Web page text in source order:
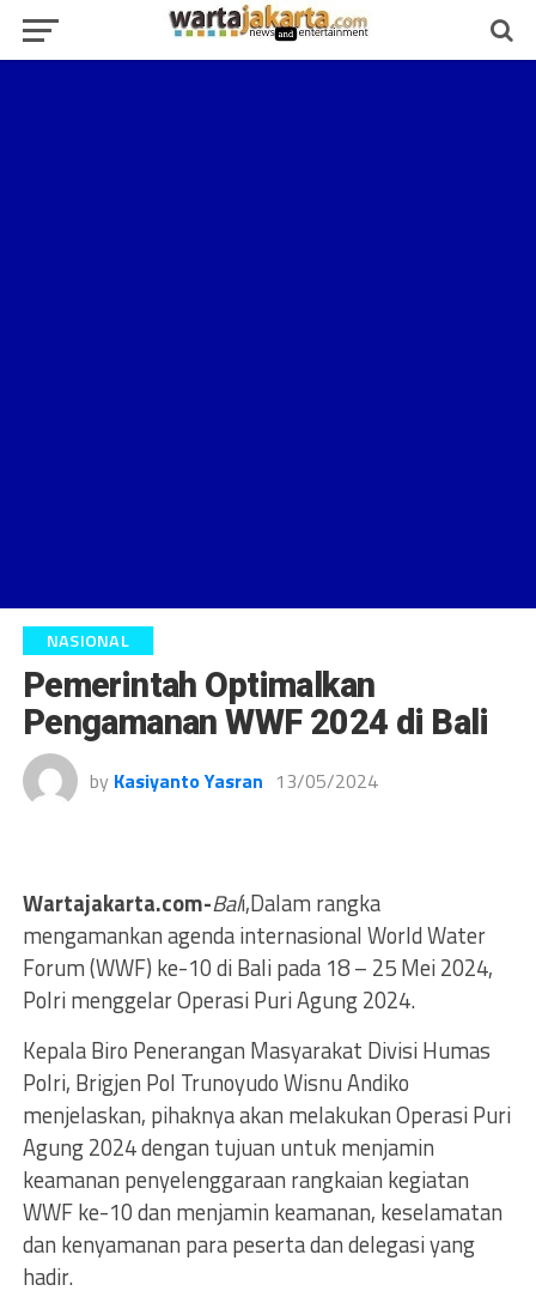
NASIONAL
Pemerintah Optimalkan
Pengamanan WWF 2024 di Bali
by Kasiyanto Yasran 13/05/2024
Wartajakarta.com-Bali,Dalam rangka
mengamankan agenda internasional World Water
Forum (WWF) ke-10 di Bali pada 18 – 25 Mei 2024,
Polri menggelar Operasi Puri Agung 2024.
Kepala Biro Penerangan Masyarakat Divisi Humas
Polri, Brigjen Pol Trunoyudo Wisnu Andiko
menjelaskan, pihaknya akan melakukan Operasi Puri
Agung 2024 dengan tujuan untuk menjamin
keamanan penyelenggaraan rangkaian kegiatan
WWF ke-10 dan menjamin keamanan, keselamatan
dan kenyamanan para peserta dan delegasi yang
hadir.